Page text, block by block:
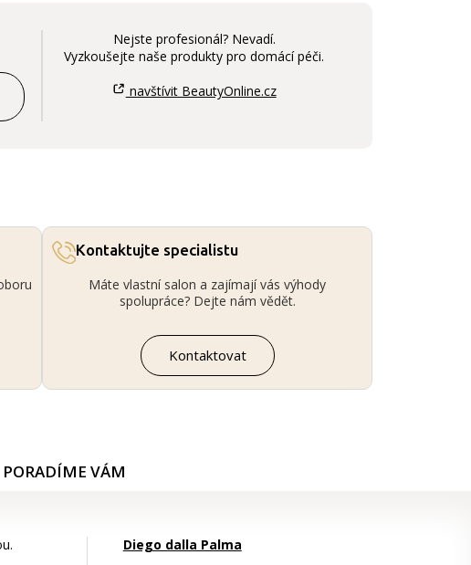
Nejste profesionál? Nevadí.
Vyzkoušejte naše produkty pro domácí péči.
navštívit BeautyOnline.cz
Kontaktujte specialistu
Máte vlastní salon a zajímají vás výhody
spolupráce? Dejte nám vědět.
Kontaktovat
PORADÍME VÁM
Diego dalla Palma